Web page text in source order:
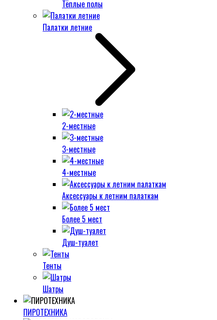
Тёплые полы
Палатки летние
2-местные
3-местные
4-местные
Аксессуары к летним палаткам
Более 5 мест
Душ-туалет
Тенты
Шатры
ПИРОТЕХНИКА